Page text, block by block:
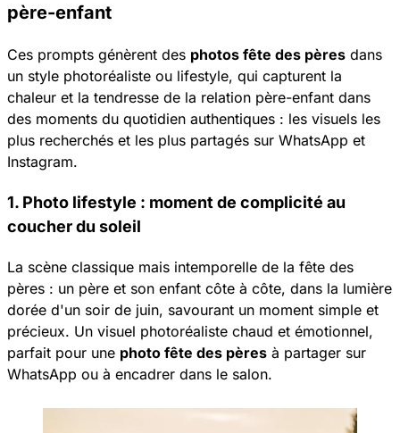
père-enfant
Ces prompts génèrent des photos fête des pères dans
un style photoréaliste ou lifestyle, qui capturent la
chaleur et la tendresse de la relation père-enfant dans
des moments du quotidien authentiques : les visuels les
plus recherchés et les plus partagés sur WhatsApp et
Instagram.
1. Photo lifestyle : moment de complicité au
coucher du soleil
La scène classique mais intemporelle de la fête des
pères : un père et son enfant côte à côte, dans la lumière
dorée d'un soir de juin, savourant un moment simple et
précieux. Un visuel photoréaliste chaud et émotionnel,
parfait pour une photo fête des pères à partager sur
WhatsApp ou à encadrer dans le salon.